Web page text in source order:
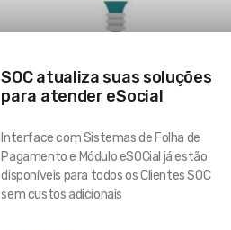
SOC atualiza suas soluções
para atender eSocial
Interface com Sistemas de Folha de
Pagamento e Módulo eSOCial já estão
disponíveis para todos os Clientes SOC
sem custos adicionais